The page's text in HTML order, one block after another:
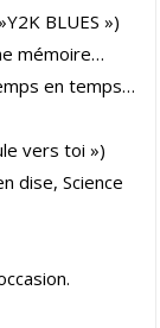
BLUES »)
mémoire…
en temps…
vers toi »)
dise, Science